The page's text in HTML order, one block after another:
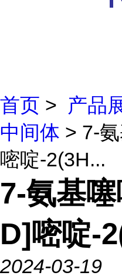
首页 > 产品
中间体 > 7-
嘧啶-2(3H...
7-氨基
D]嘧啶-
2024-03-19